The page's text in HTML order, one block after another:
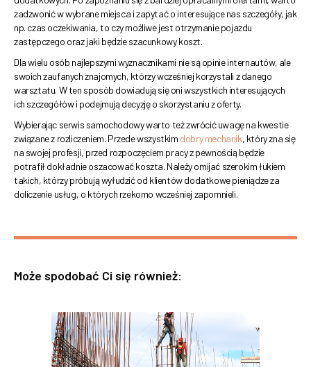
zadzwonić w wybrane miejsca i zapytać o interesujące nas szczegóły, jak
np. czas oczekiwania, to czy możliwe jest otrzymanie pojazdu
zastępczego oraz jaki będzie szacunkowy koszt.
Dla wielu osób najlepszymi wyznacznikami nie są opinie internautów, ale
swoich zaufanych znajomych, którzy wcześniej korzystali z danego
warsztatu. W ten sposób dowiadują się oni wszystkich interesujących
ich szczegółów i podejmują decyzję o skorzystaniu z oferty.
Wybierając serwis samochodowy warto też zwrócić uwagę na kwestie
związane z rozliczeniem. Przede wszystkim dobry mechanik, który zna się
na swojej profesji, przed rozpoczęciem pracy z pewnością będzie
potrafił dokładnie oszacować koszta. Należy omijać szerokim łukiem
takich, którzy próbują wyłudzić od klientów dodatkowe pieniądze za
doliczenie usług, o których rzekomo wcześniej zapomnieli.
Może spodobać Ci się również: